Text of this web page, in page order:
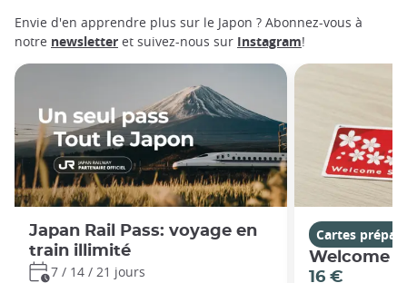
Envie d'en apprendre plus sur le Japon ? Abonnez-vous à
notre newsletter et suivez-nous sur Instagram!
Japan Rail Pass: voyage en
train illimité
7 / 14 / 21 jours
Cartes
Welcome
16 €